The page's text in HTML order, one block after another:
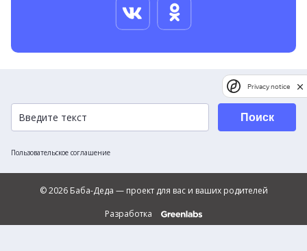
Пользовательское соглашение
Поиск
© 2026 Баба-Деда — проект для вас и ваших родителей
Разработка
Privacy notice